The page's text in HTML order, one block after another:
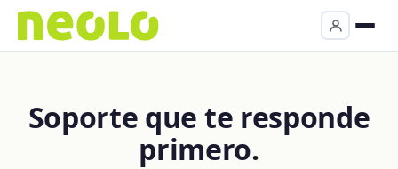
Soporte que te responde
primero.